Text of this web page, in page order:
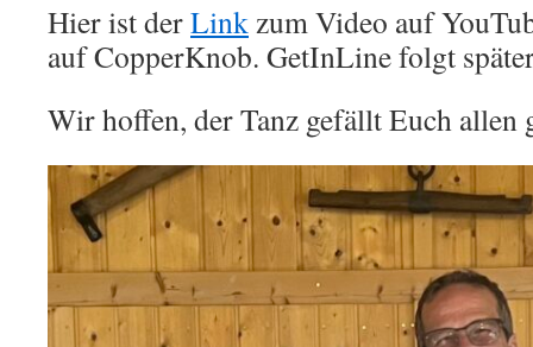
Hier ist derLinkzum Video auf
auf CopperKnob. GetInLine folgt
Wir hoffen, der Tanz gefällt Euch allen